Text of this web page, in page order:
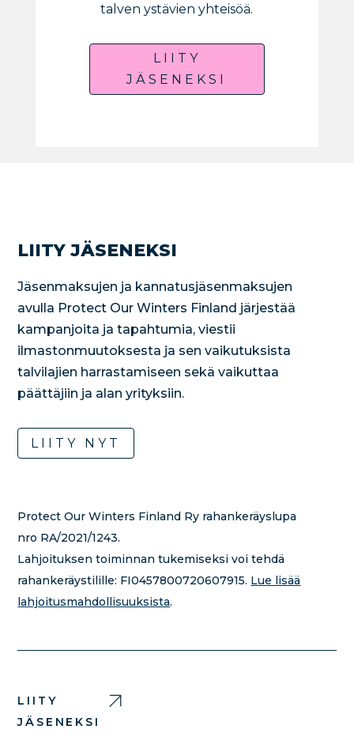
talven ystävien yhteisöä.
LIITY
JÄSENEKSI
LIITY JÄSENEKSI
Jäsenmaksujen ja kannatusjäsenmaksujen
avulla Protect Our Winters Finland järjestää
kampanjoita ja tapahtumia, viestii
ilmastonmuutoksesta ja sen vaikutuksista
talvilajien harrastamiseen sekä vaikuttaa
päättäjiin ja alan yrityksiin.
LIITY NYT
Protect Our Winters Finland Ry rahankeräyslupa
nro RA/2021/1243.
Lahjoituksen toiminnan tukemiseksi voi tehdä
rahankeräystilille: FI0457800720607915. Lue lisää
lahjoitusmahdollisuuksista.
LIITY
JÄSENEKSI